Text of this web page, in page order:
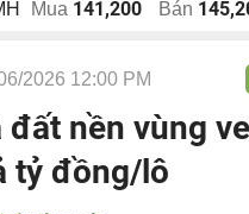
Mua 141,200 Bán
2026 12:00 PM
đất nền vùng
tỷ đồng/lô